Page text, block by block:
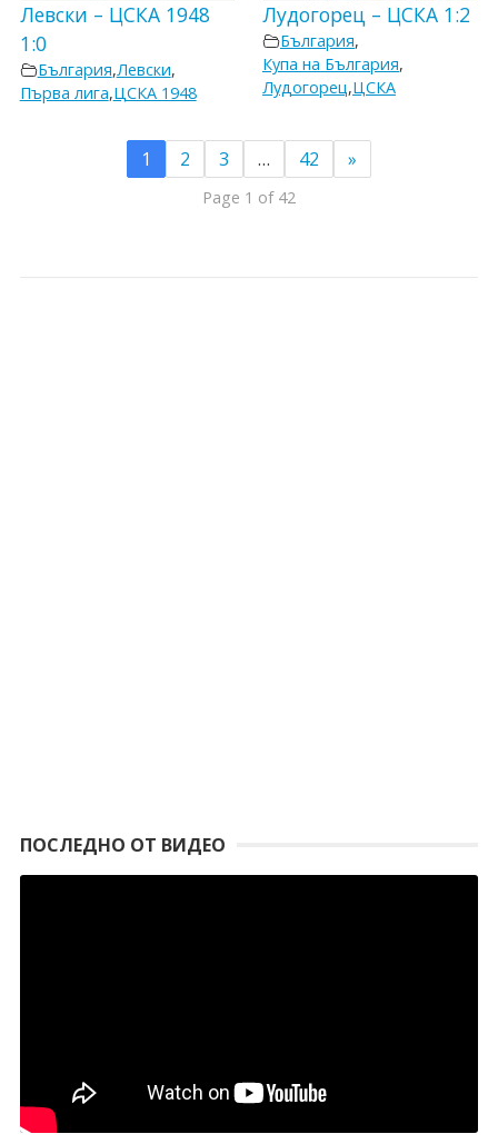
Левски – ЦСКА 1948
1:0
България,Левски,
Първа лига,ЦСКА 1948
Лудогорец – ЦСКА 1:2
България,
Купа на България,
Лудогорец,ЦСКА
1 2 3 … 42 »
Page 1 of 42
ПОСЛЕДНО ОТ ВИДЕО